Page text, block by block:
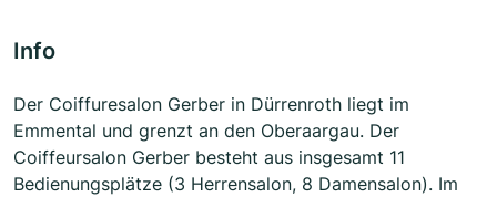
Info
Der Coiffuresalon Gerber in Dürrenroth liegt im
Emmental und grenzt an den Oberaargau. Der
Coiffeursalon Gerber besteht aus insgesamt 11
Bedienungsplätze (3 Herrensalon, 8 Damensalon). Im